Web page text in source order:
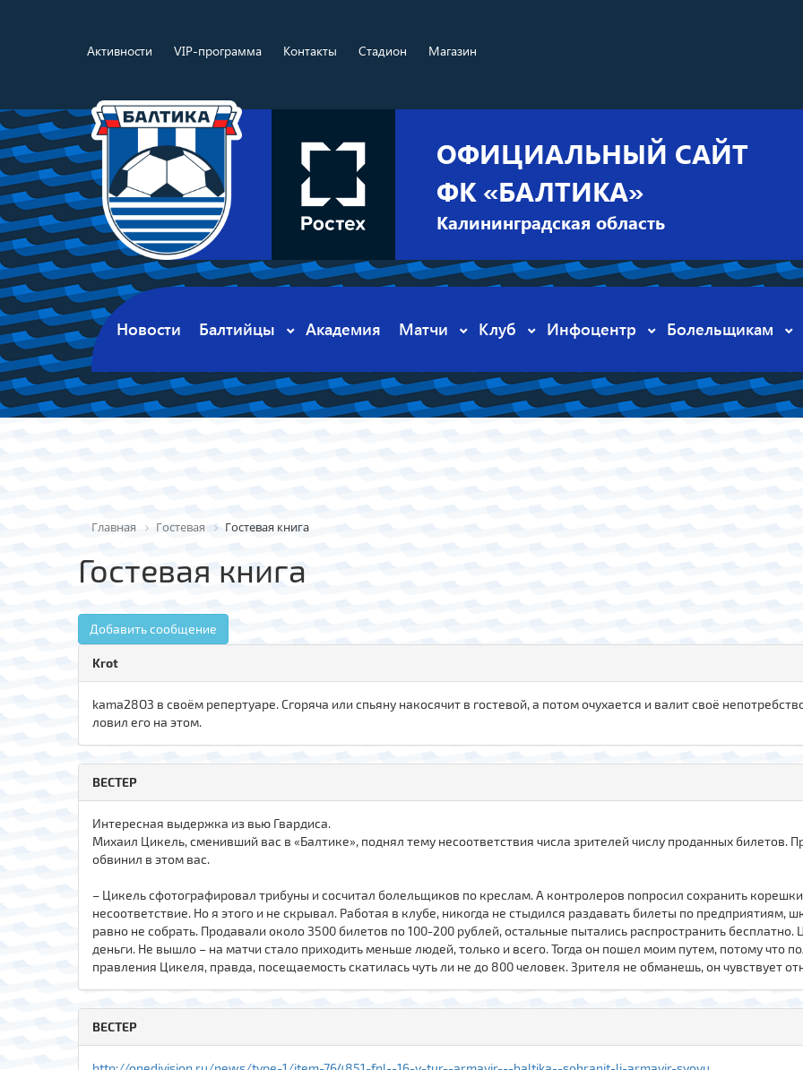
Активности VIP-программа Контакты Стадион Магазин
ОФИЦИАЛЬНЫЙ САЙТ
ФК «БАЛТИКА»
Калининградская область
Новости Балтийцы Академия Матчи Клуб Инфоцентр Болельщикам
Главная Гостевая Гостевая книга
Гостевая книга
Добавить сообщение
Krot
kama28ОЗ в своём репертуаре. Сгоряча или спьяну накосячит в гостевой, а потом очухается и валит своё
ловил его на этом.
ВЕСТЕР
Интересная выдержка из вью Гвардиса.
Михаил Цикель, сменивший вас в «Балтике», поднял тему несоответствия числа зрителей числу проданных билетов.
обвинил в этом вас.
– Цикель сфотографировал трибуны и сосчитал болельщиков по креслам. А контролеров попросил сохранить
несоответствие. Но я этого и не скрывал. Работая в клубе, никогда не стыдился раздавать билеты по предприятиям,
равно не собрать. Продавали около 3500 билетов по 100-200 рублей, остальные пытались распространить
деньги. Не вышло – на матчи стало приходить меньше людей, только и всего. Тогда он пошел моим путем, потому что
правления Цикеля, правда, посещаемость скатилась чуть ли не до 800 человек. Зрителя не обманешь, он чувствует
ВЕСТЕР